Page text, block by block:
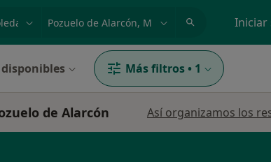
Iniciar
disponibles Más filtros • 1
de Alarcón Así organizamos los